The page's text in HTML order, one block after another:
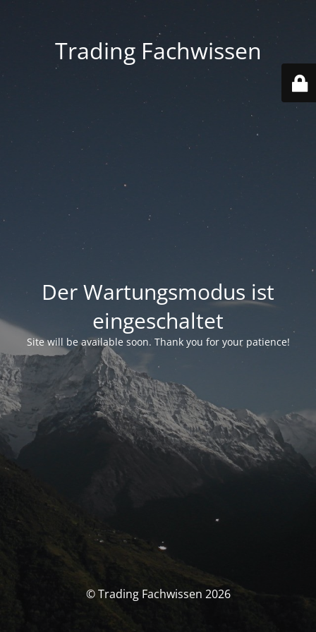
Trading Fachwissen
Der Wartungsmodus ist
eingeschaltet
Site will be available soon. Thank you for your patience!
© Trading Fachwissen 2026